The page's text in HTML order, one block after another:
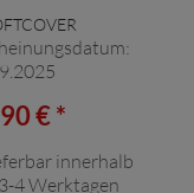
€ *
innerhalb
4 Werktagen